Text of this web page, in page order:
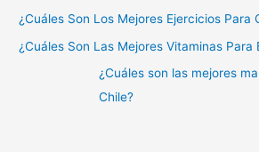
¿Cuáles Son Los Mejores Ejercicios Para
¿Cuáles Son Las Mejores Vitaminas Para
¿Cuáles son las mejores
Chile?